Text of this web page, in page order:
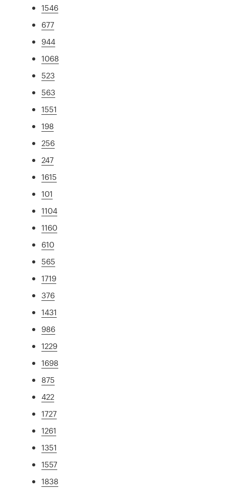
1546
677
944
1068
523
563
1551
198
256
247
1615
101
1104
1160
610
565
1719
376
1431
986
1229
1698
875
422
1727
1261
1351
1557
1838